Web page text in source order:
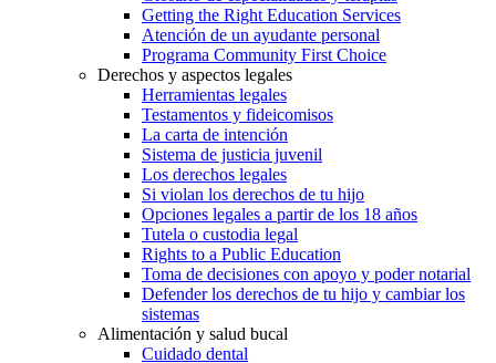
Getting the Right Education Services
Atención de un ayudante personal
Programa Community First Choice
Derechos y aspectos legales
Herramientas legales
Testamentos y fideicomisos
La carta de intención
Sistema de justicia juvenil
Los derechos legales
Si violan los derechos de tu hijo
Opciones legales a partir de los 18 años
Tutela o custodia legal
Rights to a Public Education
Toma de decisiones con apoyo y poder notarial
Defender los derechos de tu hijo y cambiar los
sistemas
Alimentación y salud bucal
Cuidado dental